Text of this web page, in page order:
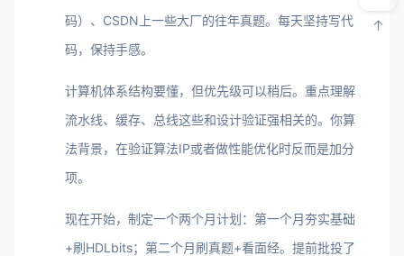
码）、CSDN上一些大厂的往年真题。每天坚持写代
码，保持手感。
计算机体系结构要懂，但优先级可以稍后。重点理解
流水线、缓存、总线这些和设计验证强相关的。你算
法背景，在验证算法IP或者做性能优化时反而是加分
项。
现在开始，制定一个两个月计划：第一个月夯实基础
+刷HDLbits；第二个月刷真题+看面经。提前批投了